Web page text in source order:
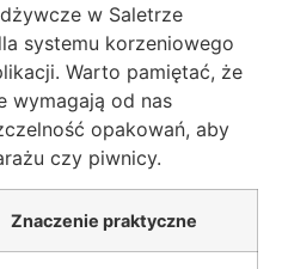
w Saletrze
systemu korzeniowego
Warto pamiętać, że
wymagają od nas
opakowań, aby
czy piwnicy.
Znaczenie praktyczne